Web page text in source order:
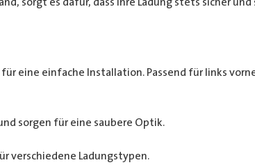
eine einfache Installation. Passend für links
sorgen für eine saubere Optik.
verschiedene Ladungstypen.